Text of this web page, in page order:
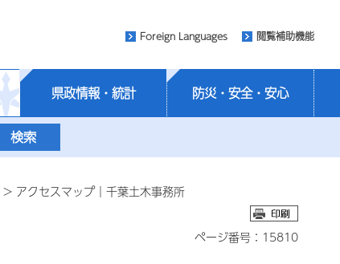
Foreign Languages 閲覧補助機能
県政情報・統計 防災・安全・安心
> アクセスマップ｜千葉土木事務所
ページ番号：15810